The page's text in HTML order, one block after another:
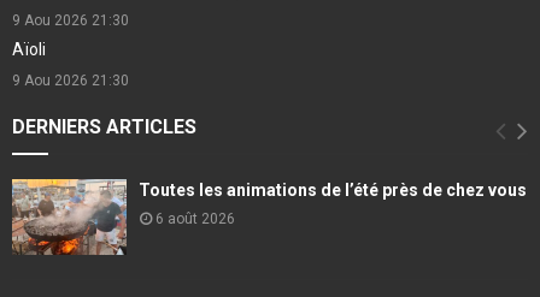
9 Aou 2026 21:30
Aïoli
9 Aou 2026 21:30
DERNIERS ARTICLES
Toutes les animations de l’été près de chez vous
6 août 2026